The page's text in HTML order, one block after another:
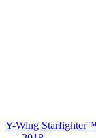
Y-Wing Starfighter™